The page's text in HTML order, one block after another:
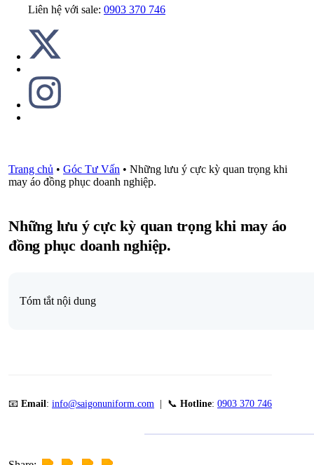
Liên hệ với sale: 0903 370 746
Trang chủ • Góc Tư Vấn • Những lưu ý cực kỳ quan trọng khi
may áo đồng phục doanh nghiệp.
Những lưu ý cực kỳ quan trọng khi may áo
đồng phục doanh nghiệp.
Tóm tắt nội dung
📧 Email: info@saigonuniform.com | 📞 Hotline: 0903 370 746